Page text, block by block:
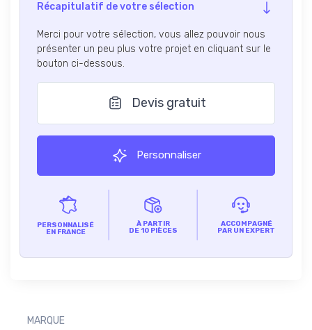
Récapitulatif de votre sélection
Merci pour votre sélection, vous allez pouvoir nous
présenter un peu plus votre projet en cliquant sur le
bouton ci-dessous.
Devis gratuit
Personnaliser
PERSONNALISÉ
EN FRANCE
À PARTIR
DE 10 PIÈCES
ACCOMPAGNÉ
PAR UN EXPERT
MARQUE